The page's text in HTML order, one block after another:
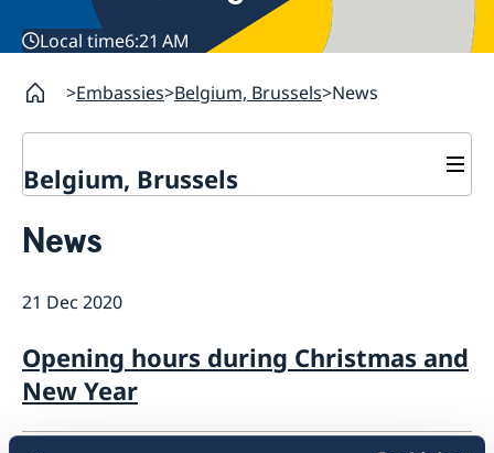
Local time6:21 AM
Embassies Belgium, Brussels News
Belgium, Brussels
Book an appointment
Data Protection Policy
News
Opening hours holidays 2025-2026
News
21 Dec 2020
Opening hours during Christmas and
New Year